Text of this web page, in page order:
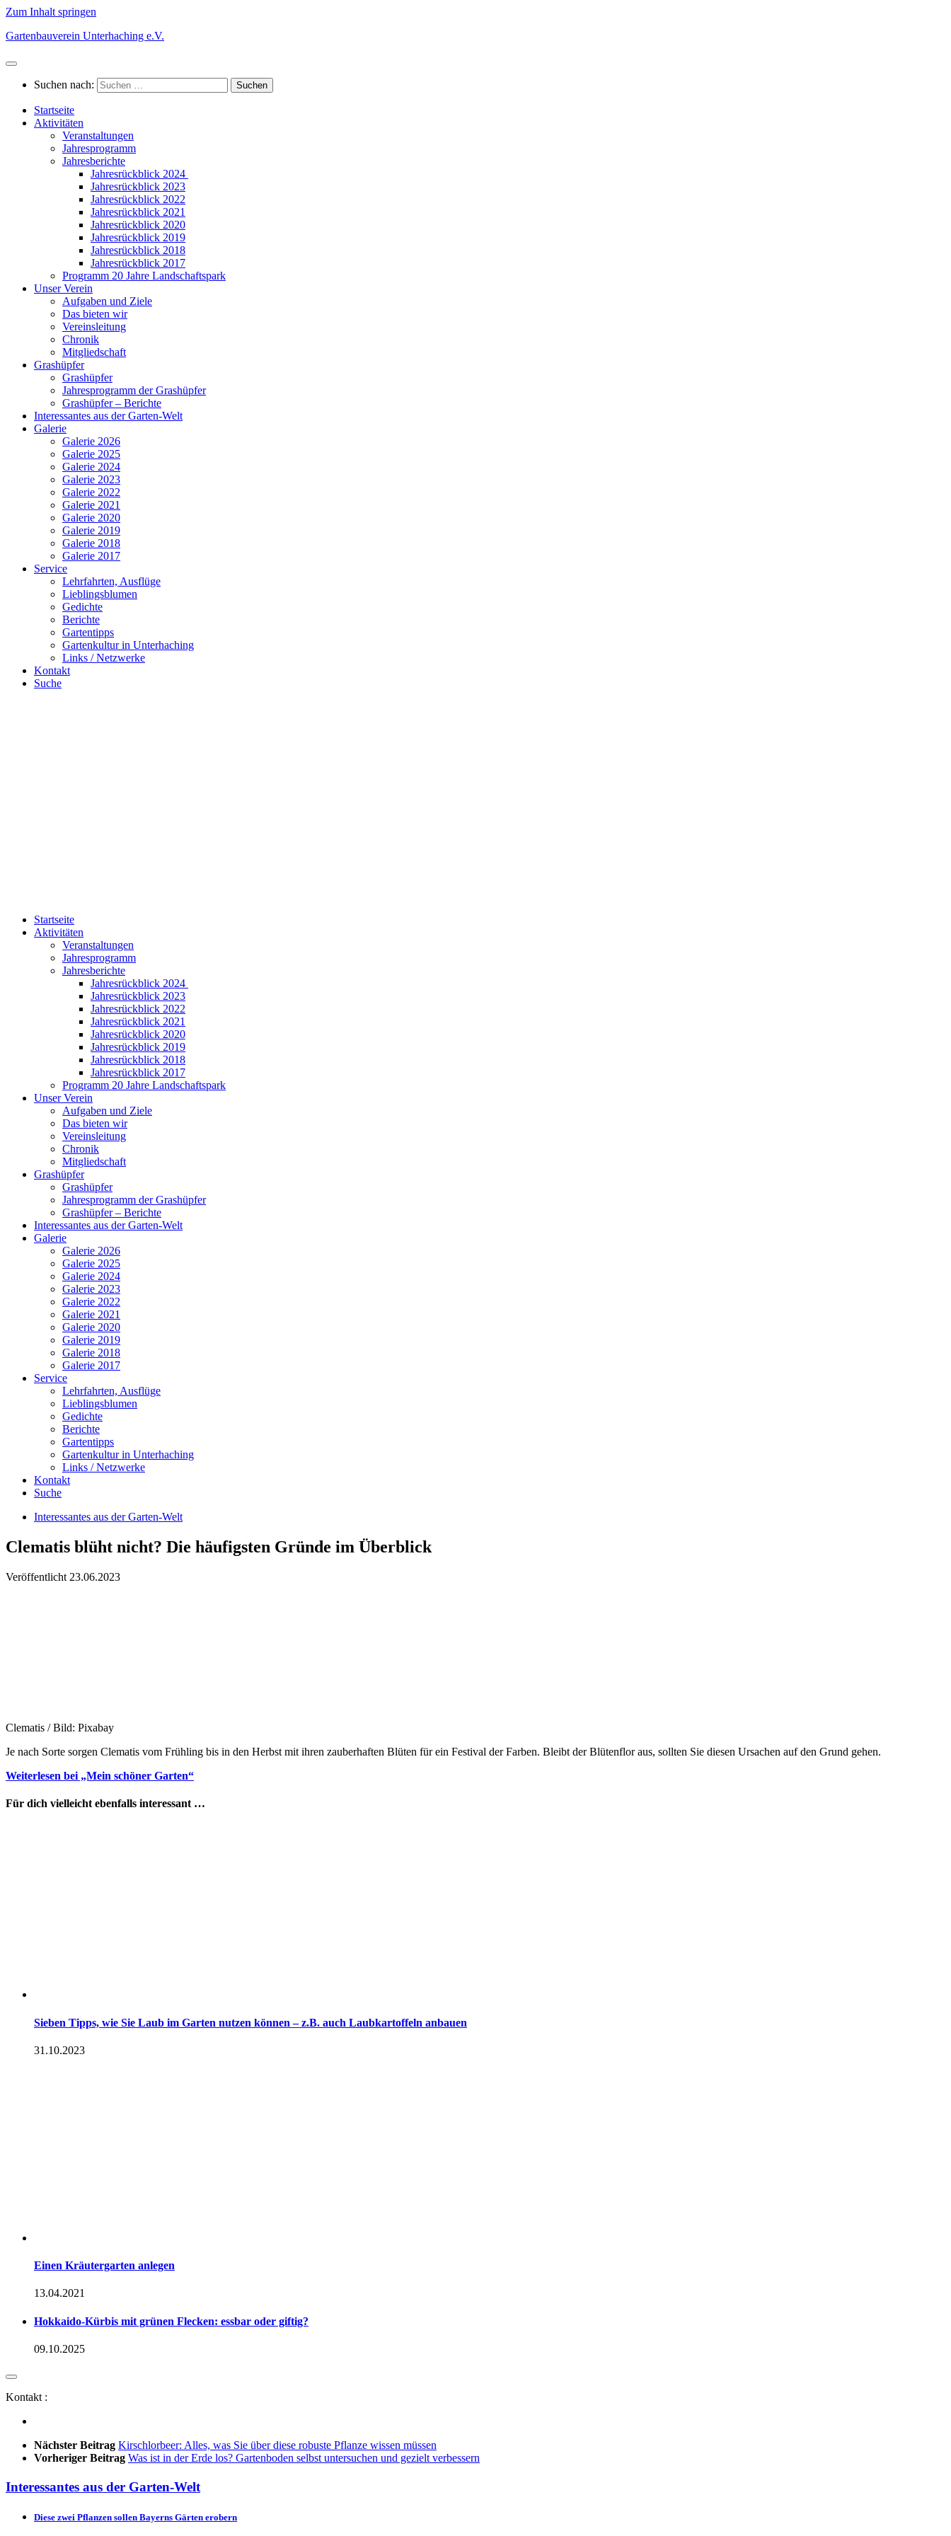
Zum Inhalt springen
Gartenbauverein Unterhaching e.V.
Suchen nach:
Startseite
Aktivitäten
Veranstaltungen
Jahresprogramm
Jahresberichte
Jahresrückblick 2024
Jahresrückblick 2023
Jahresrückblick 2022
Jahresrückblick 2021
Jahresrückblick 2020
Jahresrückblick 2019
Jahresrückblick 2018
Jahresrückblick 2017
Programm 20 Jahre Landschaftspark
Unser Verein
Aufgaben und Ziele
Das bieten wir
Vereinsleitung
Chronik
Mitgliedschaft
Grashüpfer
Grashüpfer
Jahresprogramm der Grashüpfer
Grashüpfer – Berichte
Interessantes aus der Garten-Welt
Galerie
Galerie 2026
Galerie 2025
Galerie 2024
Galerie 2023
Galerie 2022
Galerie 2021
Galerie 2020
Galerie 2019
Galerie 2018
Galerie 2017
Service
Lehrfahrten, Ausflüge
Lieblingsblumen
Gedichte
Berichte
Gartentipps
Gartenkultur in Unterhaching
Links / Netzwerke
Kontakt
Suche
Startseite
Aktivitäten
Veranstaltungen
Jahresprogramm
Jahresberichte
Jahresrückblick 2024
Jahresrückblick 2023
Jahresrückblick 2022
Jahresrückblick 2021
Jahresrückblick 2020
Jahresrückblick 2019
Jahresrückblick 2018
Jahresrückblick 2017
Programm 20 Jahre Landschaftspark
Unser Verein
Aufgaben und Ziele
Das bieten wir
Vereinsleitung
Chronik
Mitgliedschaft
Grashüpfer
Grashüpfer
Jahresprogramm der Grashüpfer
Grashüpfer – Berichte
Interessantes aus der Garten-Welt
Galerie
Galerie 2026
Galerie 2025
Galerie 2024
Galerie 2023
Galerie 2022
Galerie 2021
Galerie 2020
Galerie 2019
Galerie 2018
Galerie 2017
Service
Lehrfahrten, Ausflüge
Lieblingsblumen
Gedichte
Berichte
Gartentipps
Gartenkultur in Unterhaching
Links / Netzwerke
Kontakt
Suche
Interessantes aus der Garten-Welt
Clematis blüht nicht? Die häufigsten Gründe im Überblick
Veröffentlicht 23.06.2023
Clematis / Bild: Pixabay
Je nach Sorte sorgen Clematis vom Frühling bis in den Herbst mit ihren zauberhaften Blüten für ein Festival der Farben. Bleibt der Blütenflor aus, sollten Sie diesen Ursachen auf den Grund gehen.
Weiterlesen bei „Mein schöner Garten“
Für dich vielleicht ebenfalls interessant …
Sieben Tipps, wie Sie Laub im Garten nutzen können – z.B. auch Laubkartoffeln anbauen
31.10.2023
Einen Kräutergarten anlegen
13.04.2021
Hokkaido-Kürbis mit grünen Flecken: essbar oder giftig?
09.10.2025
Kontakt :
Nächster Beitrag Kirschlorbeer: Alles, was Sie über diese robuste Pflanze wissen müssen
Vorheriger Beitrag Was ist in der Erde los? Gartenboden selbst untersuchen und gezielt verbessern
Interessantes aus der Garten-Welt
Diese zwei Pflanzen sollen Bayerns Gärten erobern